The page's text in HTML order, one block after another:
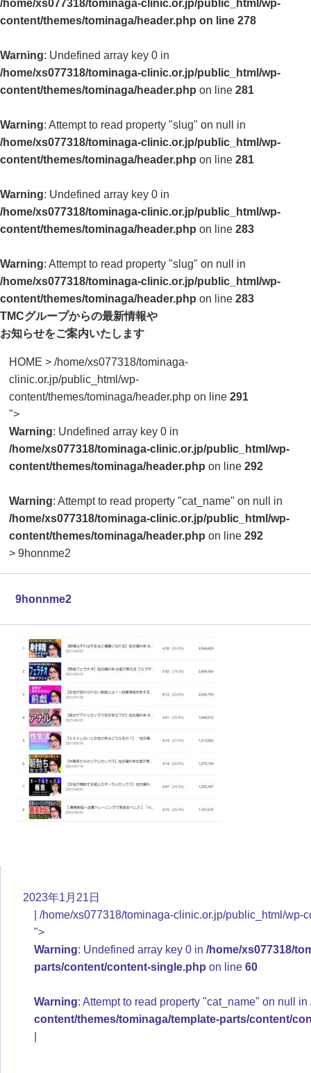
/home/xs077318/tominaga-clinic.or.jp/public_html/wp-
content/themes/tominaga/header.php on line 278
Warning: Undefined array key 0 in
/home/xs077318/tominaga-clinic.or.jp/public_html/wp-
content/themes/tominaga/header.php on line 281
Warning: Attempt to read property "slug" on null in
/home/xs077318/tominaga-clinic.or.jp/public_html/wp-
content/themes/tominaga/header.php on line 281
Warning: Undefined array key 0 in
/home/xs077318/tominaga-clinic.or.jp/public_html/wp-
content/themes/tominaga/header.php on line 283
Warning: Attempt to read property "slug" on null in
/home/xs077318/tominaga-clinic.or.jp/public_html/wp-
content/themes/tominaga/header.php on line 283
TMCグループからの最新情報や
お知らせをご案内いたします
HOME >/home/xs077318/tominaga-
clinic.or.jp/public_html/wp-
content/themes/tominaga/header.php on line291
">
Warning: Undefined array key 0 in
/home/xs077318/tominaga-clinic.or.jp/public_html/wp-
content/themes/tominaga/header.php on line292
Warning: Attempt to read property "cat_name" on null in
/home/xs077318/tominaga-clinic.or.jp/public_html/wp-
content/themes/tominaga/header.php on line292
>9honnme2
9honnme2
2023年1月21日
/home/xs077318/tominaga-clinic.or.jp/public_html/
">
Warning: Undefined array key 0 in /home/xs077318/
parts/content/content-single.php on line 60
Warning: Attempt to read property "cat_name" on null in
content/themes/tominaga/template-parts/content/